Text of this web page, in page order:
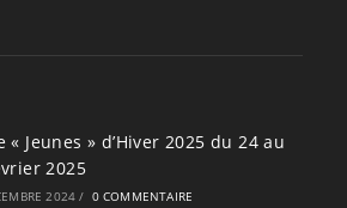
« Jeunes » d’Hiver 2025 du 24 au
2025
2024 / 0 COMMENTAIRE